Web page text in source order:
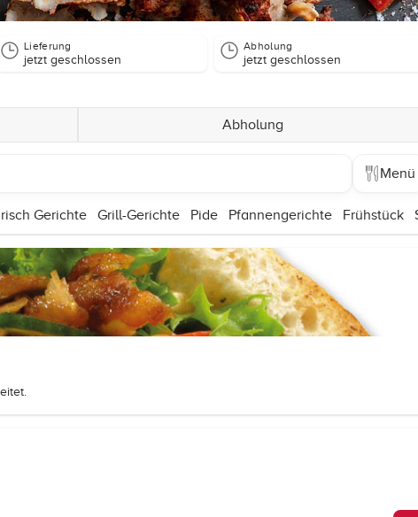
Lieferung
jetzt geschlossen
Abholung
jetzt geschlossen
Abholung
Menü
Gerichte Grill-Gerichte Pide Pfannengerichte Frühstück